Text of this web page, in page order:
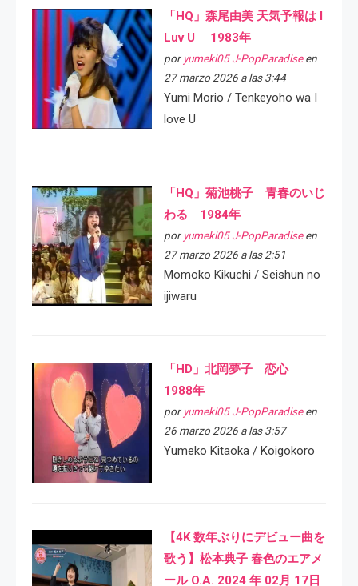
「HQ」森尾由美 天気予報は I
Luv U 1983年
por yumeki05 J-PopParadiseen
27 marzo 2026 a las 3:44
Yumi Morio / Tenkeyoho wa I
love U
「HQ」菊池桃子 青春のいじ
わる 1984年
por yumeki05 J-PopParadiseen
27 marzo 2026 a las 2:51
Momoko Kikuchi / Seishun no
ijiwaru
「HD」北岡夢子 恋心
1988年
por yumeki05 J-PopParadiseen
26 marzo 2026 a las 3:57
Yumeko Kitaoka / Koigokoro
【4K 数年ぶりにデビュー曲を
歌う】松本典子 春色のエアメ
ール O.A. 2024 年 02月 17日